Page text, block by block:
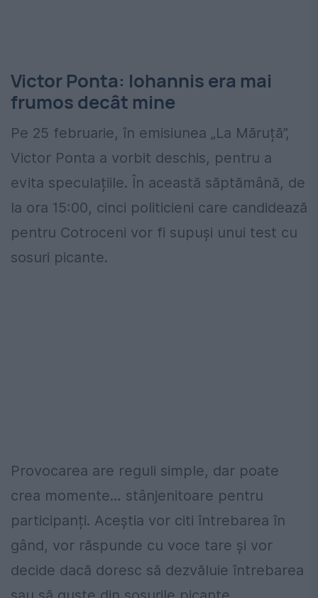
Victor Ponta: Iohannis era mai
frumos decât mine
Pe 25 februarie, în emisiunea „La Măruță”,
Victor Ponta a vorbit deschis, pentru a
evita speculațiile. În această săptămână, de
la ora 15:00, cinci politicieni care candidează
pentru Cotroceni vor fi supuși unui test cu
sosuri picante.
Provocarea are reguli simple, dar poate
crea momente… stânjenitoare pentru
participanți. Aceștia vor citi întrebarea în
gând, vor răspunde cu voce tare și vor
decide dacă doresc să dezvăluie întrebarea